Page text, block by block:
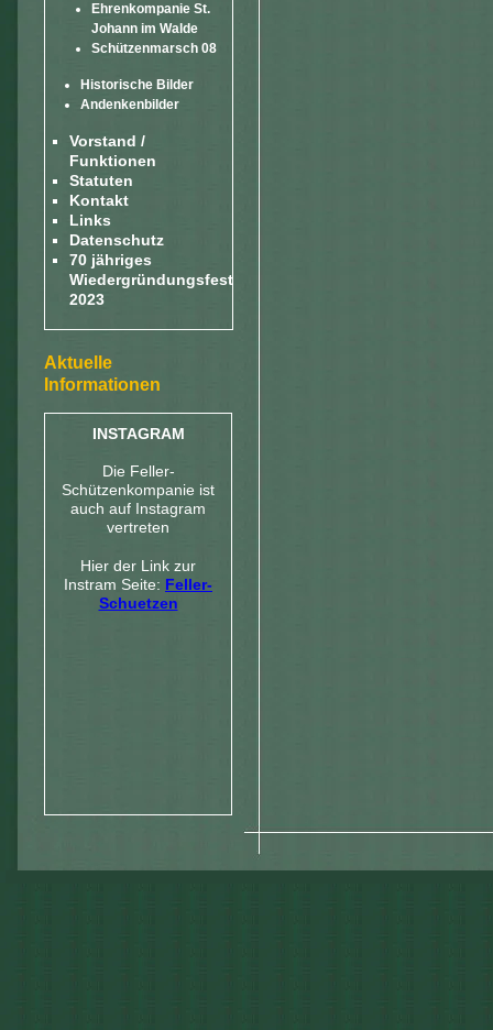
Ehrenkompanie St.
Johann im Walde
Schützenmarsch 08
Historische Bilder
Andenkenbilder
Vorstand /
Funktionen
Statuten
Kontakt
Links
Datenschutz
70 jähriges
Wiedergründungsfest
2023
Aktuelle
Informationen
INSTAGRAM
Die Feller-
Schützenkompanie ist
auch auf Instagram
vertreten
Hier der Link zur
Instram Seite: Feller-
Schuetzen